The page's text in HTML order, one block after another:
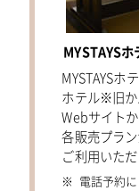
MYSTAYS
MYSTAYSホ
ホテル※旧か
Webサイト
各販売プラ
ご利用いただ
電話予約